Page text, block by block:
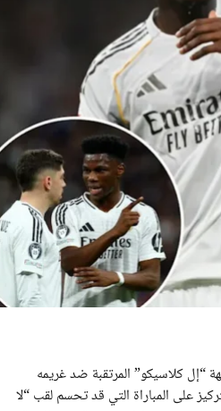
“إل كلاسيكو” المرتقبة ضد غريمه
على المباراة التي قد تحسم لقب “لا